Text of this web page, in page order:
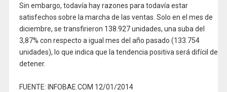
Sin embargo, todavía hay razones para todavía estar
satisfechos sobre la marcha de las ventas. Solo en el mes de
diciembre, se transfirieron 138.927 unidades, una suba del
3,87% con respecto a igual mes del año pasado (133.754
unidades), lo que indica que la tendencia positiva será difícil de
detener.
FUENTE: INFOBAE.COM 12/01/2014